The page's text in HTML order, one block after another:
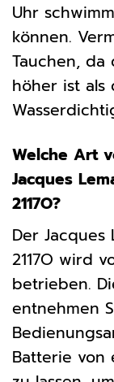
Uhr
können.
Tauchen,
höher ist als
Welche Art
Jacques
2117O?
Der Jacques
2117O wird
betrieben.
entnehmen
Batterie von